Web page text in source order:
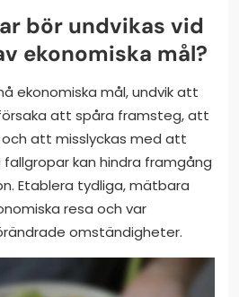
bör undvikas vid
ekonomiska mål?
ekonomiska mål, undvik att
att spåra framsteg, att
att misslyckas med att
fallgropar kan hindra framgång
Etablera tydliga, mätbara
resa och var
omständigheter.